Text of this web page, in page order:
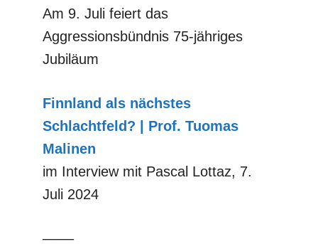
Am 9. Juli feiert das
Aggressionsbündnis 75-jähriges
Jubiläum
Finnland als nächstes
Schlachtfeld? | Prof. Tuomas
Malinen
im Interview mit Pascal Lottaz, 7.
Juli 2024
––––